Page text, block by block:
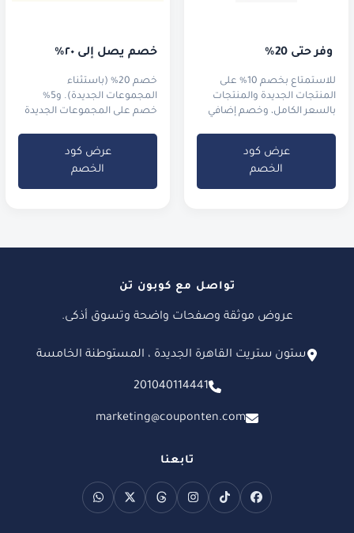
للاستمتاع بخصم 10% على
المنتجات الجديدة والمنتجات
بالسعر الكامل، وخصم إضافي
عرض كود
الخصم
خصم يصل إلى ٢٠٪
خصم 20% (باستثناء
المجموعات الجديدة). و5%
خصم على المجموعات الجديدة
عرض كود
الخصم
تواصل مع كوبون تن
عروض موثقة وصفحات واضحة وتسوق أذكى.
ستون ستريت القاهرة الجديدة ، المستوطنة الخامسة
201040114441
marketing@couponten.com
تابعنا